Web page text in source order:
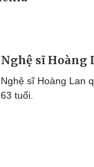
Nghệ sĩ Hoàng
Nghệ sĩ Hoàng Lan
63 tuổi.